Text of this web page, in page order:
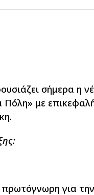
σήμερα η
με
για